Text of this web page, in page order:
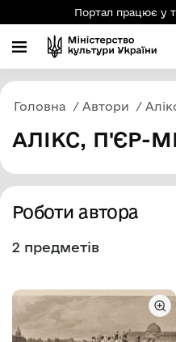
Портал працює у
Головна Автори
АЛІКС, П'ЄР-
Роботи автора
2 предметів